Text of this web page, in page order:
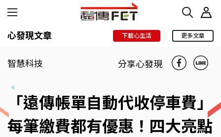
心發現文章 下載心生活 更多文章
智慧科技 分享心發現
「遠傳帳單自動代收停車費」
每筆繳費都有優惠！四大亮點